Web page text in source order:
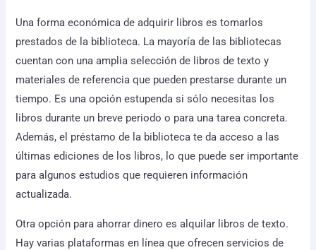
Una forma económica de adquirir libros es tomarlos
prestados de la biblioteca. La mayoría de las bibliotecas
cuentan con una amplia selección de libros de texto y
materiales de referencia que pueden prestarse durante un
tiempo. Es una opción estupenda si sólo necesitas los
libros durante un breve periodo o para una tarea concreta.
Además, el préstamo de la biblioteca te da acceso a las
últimas ediciones de los libros, lo que puede ser importante
para algunos estudios que requieren información
actualizada.
Otra opción para ahorrar dinero es alquilar libros de texto.
Hay varias plataformas en línea que ofrecen servicios de